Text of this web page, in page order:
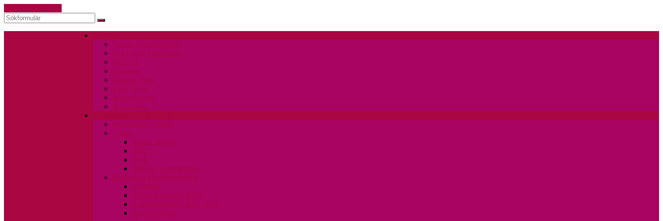
Sök
Vad är ett Fontänhus?
Om Lunds Fontänhus
Personal
Styrelsen
Bidragsgivare
Hitta till oss
Jobba hos oss
Bli medlem
Fontänhuset Online
Teater
Spelas just nu
APU
TUR
Tidigare produktioner
Media och Kommunikation
Livbojen
Tidningsutgåvor 2020-
Tidningsutgåvor 2011-2019
Fontänbubbel